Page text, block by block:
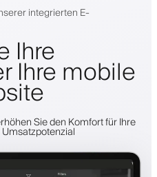
integrierten E-
Ihre
Ihre mobile
Sie den Komfort für Ihre